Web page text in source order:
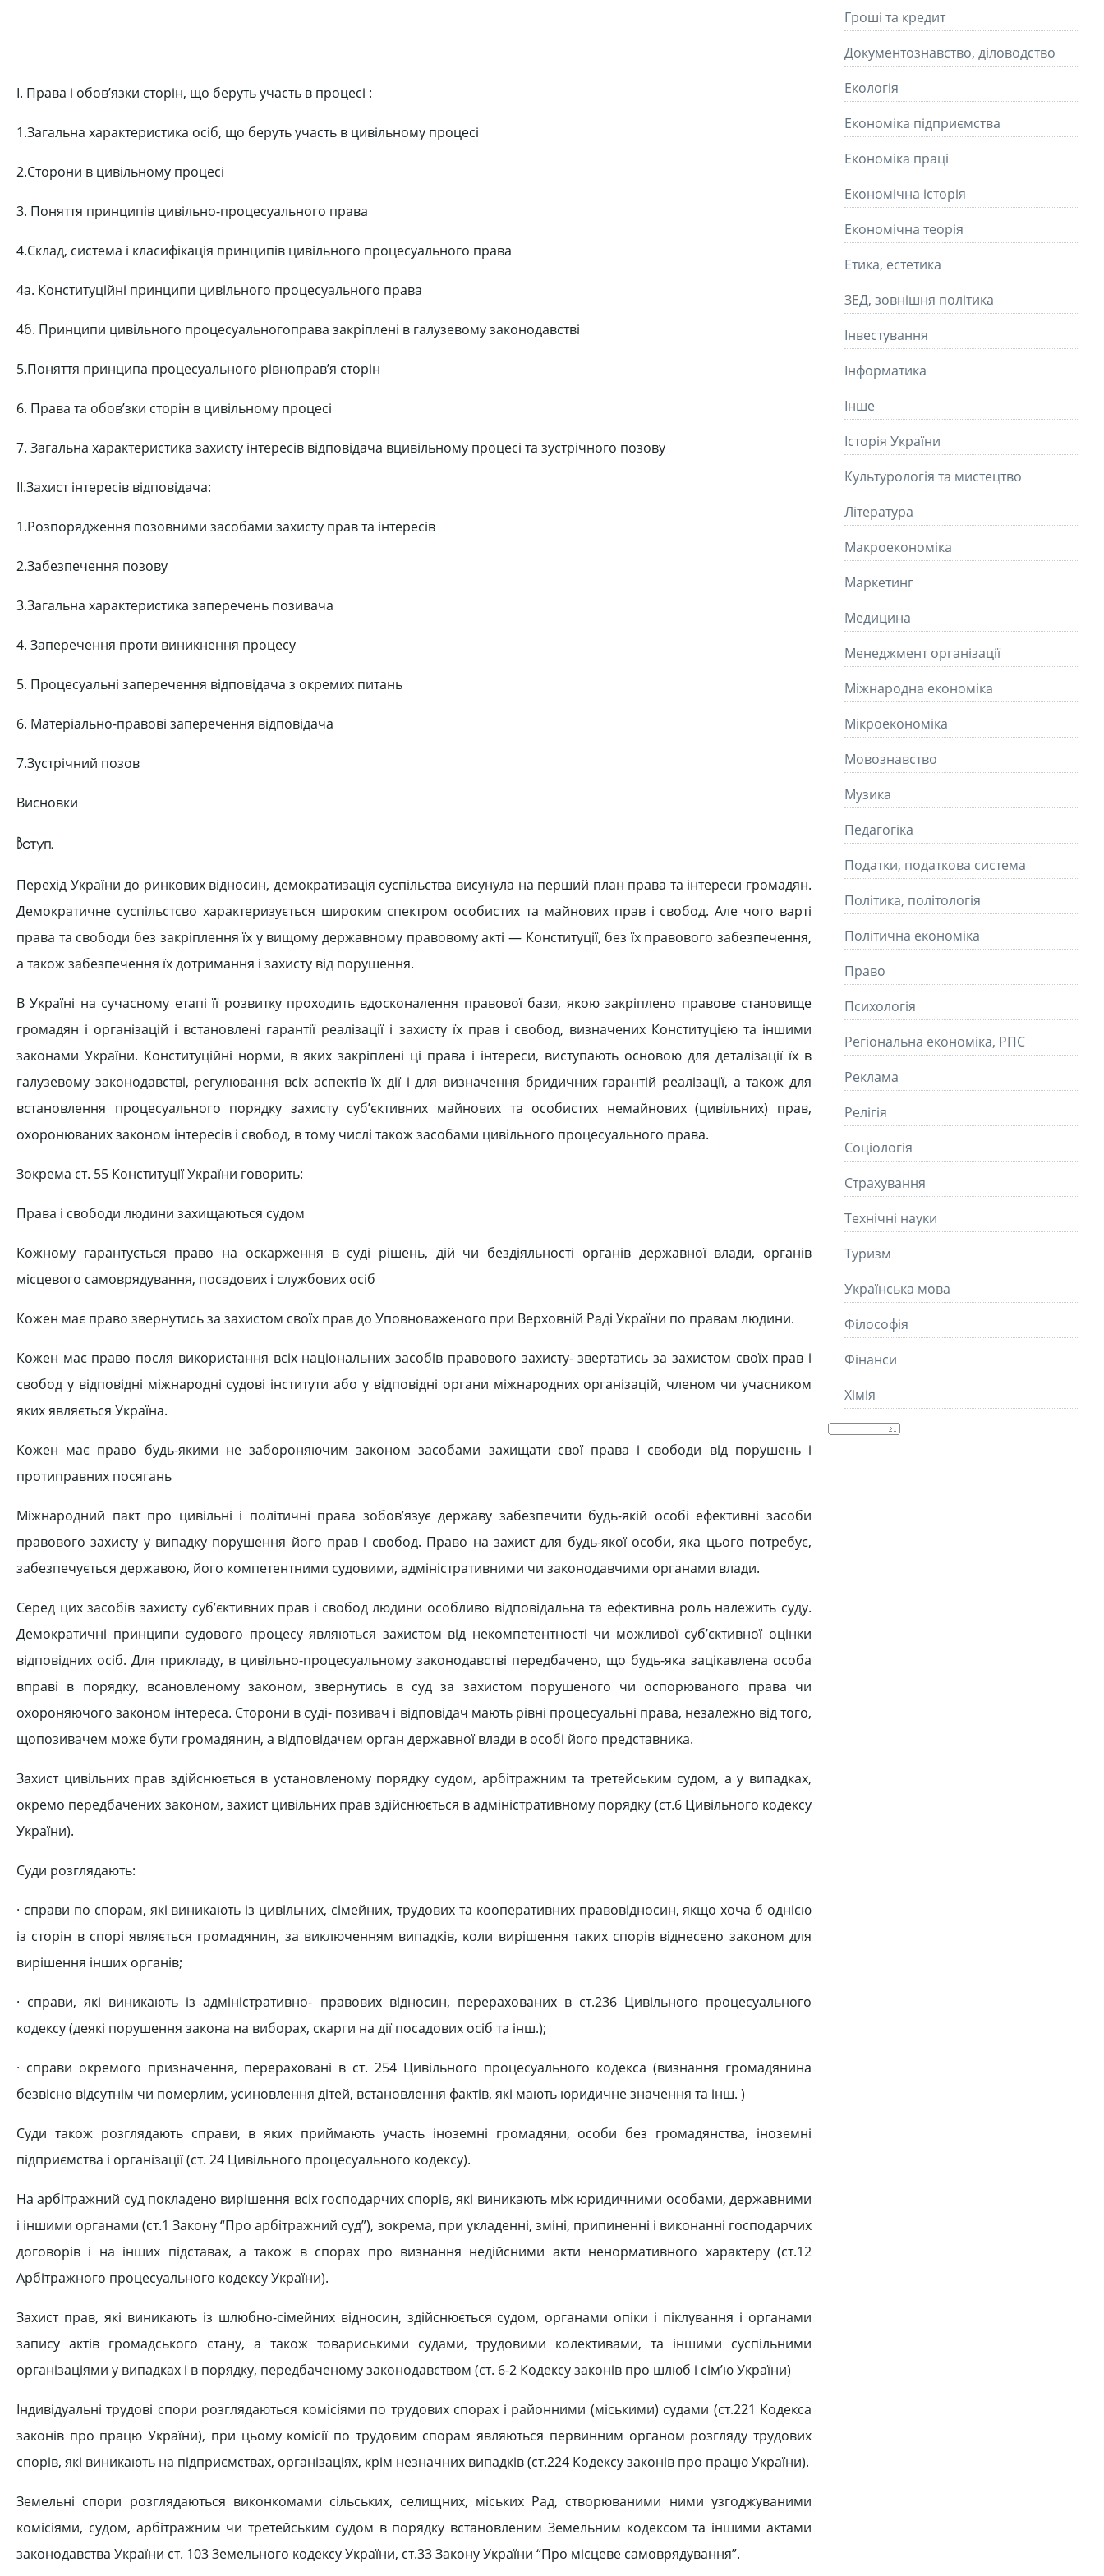
I. Права і обов’язки сторін, що беруть участь в процесі :
1.Загальна характеристика осіб, що беруть участь в цивільному процесі
2.Сторони в цивільному процесі
3. Поняття принципів цивільно-процесуального права
4.Склад, система і класифікація принципів цивільного процесуального права
4а. Конституційні принципи цивільного процесуального права
4б. Принципи цивільного процесуальногоправа закріплені в галузевому законодавстві
5.Поняття принципа процесуального рівноправ’я сторін
6. Права та обов’зки сторін в цивільному процесі
7. Загальна характеристика захисту інтересів відповідача вцивільному процесі та зустрічного позову
II.Захист інтересів відповідача:
1.Розпорядження позовними засобами захисту прав та інтересів
2.Забезпечення позову
3.Загальна характеристика заперечень позивача
4. Заперечення проти виникнення процесу
5. Процесуальні заперечення відповідача з окремих питань
6. Матеріально-правові заперечення відповідача
7.Зустрічний позов
Висновки
Вступ.
Перехід України до ринкових відносин, демократизація суспільства висунула на перший план права та інтереси громадян.
Демократичне суспільстсво характеризується широким спектром особистих та майнових прав і свобод. Але чого варті
права та свободи без закріплення їх у вищому державному правовому акті — Конституції, без їх правового забезпечення,
а також забезпечення їх дотримання і захисту від порушення.
В Україні на сучасному етапі її розвитку проходить вдосконалення правової бази, якою закріплено правове становище
громадян і організацій і встановлені гарантії реалізації і захисту їх прав і свобод, визначених Конституцією та іншими
законами України. Конституційні норми, в яких закріплені ці права і інтереси, виступають основою для деталізації їх в
галузевому законодавстві, регулювання всіх аспектів їх дії і для визначення бридичних гарантій реалізації, а також для
встановлення процесуального порядку захисту суб’єктивних майнових та особистих немайнових (цивільних) прав,
охоронюваних законом інтересів і свобод, в тому числі також засобами цивільного процесуального права.
Зокрема ст. 55 Конституції України говорить:
Права і свободи людини захищаються судом
Кожному гарантується право на оскарження в суді рішень, дій чи бездіяльності органів державної влади, органів
місцевого самоврядування, посадових і службових осіб
Кожен має право звернутись за захистом своїх прав до Уповноваженого при Верховній Раді України по правам людини.
Кожен має право посля використання всіх національних засобів правового захисту- звертатись за захистом своїх прав і
свобод у відповідні міжнародні судові інститути або у відповідні органи міжнародних організацій, членом чи учасником
яких являється Україна.
Кожен має право будь-якими не забороняючим законом засобами захищати свої права і свободи від порушень і
протиправних посягань
Міжнародний пакт про цивільні і політичні права зобов’язує державу забезпечити будь-якій особі ефективні засоби
правового захисту у випадку порушення його прав і свобод. Право на захист для будь-якої особи, яка цього потребує,
забезпечується державою, його компетентними судовими, адміністративними чи законодавчими органами влади.
Серед цих засобів захисту суб’єктивних прав і свобод людини особливо відповідальна та ефективна роль належить суду.
Демократичні принципи судового процесу являються захистом від некомпетентності чи можливої суб’єктивної оцінки
відповідних осіб. Для прикладу, в цивільно-процесуальному законодавстві передбачено, що будь-яка зацікавлена особа
вправі в порядку, всановленому законом, звернутись в суд за захистом порушеного чи оспорюваного права чи
охороняючого законом інтереса. Сторони в суді- позивач і відповідач мають рівні процесуальні права, незалежно від того,
щопозивачем може бути громадянин, а відповідачем орган державної влади в особі його представника.
Захист цивільних прав здійснюється в установленому порядку судом, арбітражним та третейським судом, а у випадках,
окремо передбачених законом, захист цивільних прав здійснюється в адміністративному порядку (ст.6 Цивільного кодексу
України).
Суди розглядають:
· справи по спорам, які виникають із цивільних, сімейних, трудових та кооперативних правовідносин, якщо хоча б однією
із сторін в спорі являється громадянин, за виключенням випадків, коли вирішення таких спорів віднесено законом для
вирішення інших органів;
· справи, які виникають із адміністративно- правових відносин, перерахованих в ст.236 Цивільного процесуального
кодексу (деякі порушення закона на виборах, скарги на дії посадових осіб та інш.);
· справи окремого призначення, перераховані в ст. 254 Цивільного процесуального кодекса (визнання громадянина
безвісно відсутнім чи померлим, усиновлення дітей, встановлення фактів, які мають юридичне значення та інш. )
Суди також розглядають справи, в яких приймають участь іноземні громадяни, особи без громадянства, іноземні
підприємства і організації (ст. 24 Цивільного процесуального кодексу).
На арбітражний суд покладено вирішення всіх господарчих спорів, які виникають між юридичними особами, державними
і іншими органами (ст.1 Закону “Про арбітражний суд”), зокрема, при укладенні, зміні, припиненні і виконанні господарчих
договорів і на інших підставах, а також в спорах про визнання недійсними акти ненормативного характеру (ст.12
Арбітражного процесуального кодексу України).
Захист прав, які виникають із шлюбно-сімейних відносин, здійснюється судом, органами опіки і піклування і органами
запису актів громадського стану, а також товариськими судами, трудовими колективами, та іншими суспільними
організаціями у випадках і в порядку, передбаченому законодавством (ст. 6-2 Кодексу законів про шлюб і сім’ю України)
Індивідуальні трудові спори розглядаються комісіями по трудових спорах і районними (міськими) судами (ст.221 Кодекса
законів про працю України), при цьому комісії по трудовим спорам являються первинним органом розгляду трудових
спорів, які виникають на підприємствах, організаціях, крім незначних випадків (ст.224 Кодексу законів про працю України).
Земельні спори розглядаються виконкомами сільських, селищних, міських Рад, створюваними ними узгоджуваними
комісіями, судом, арбітражним чи третейським судом в порядку встановленим Земельним кодексом та іншими актами
законодавства України ст. 103 Земельного кодексу України, ст.33 Закону України “Про місцеве самоврядування”.
Гроші та кредит
Документознавство, діловодство
Екологія
Економіка підприємства
Економіка праці
Економічна історія
Економічна теорія
Етика, естетика
ЗЕД, зовнішня політика
Інвестування
Інформатика
Інше
Історія України
Культурологія та мистецтво
Літературa
Макроекономіка
Маркетинг
Медицина
Менеджмент організації
Міжнародна економіка
Мікроекономіка
Мовознавство
Музика
Педагогіка
Податки, податкова система
Політика, політологія
Політична економіка
Право
Психологія
Регіональна економіка, РПС
Реклама
Релігія
Соціологія
Страхування
Технічні науки
Туризм
Українська мова
Філософія
Фінанси
Хімія